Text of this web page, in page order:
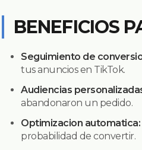
BENEFICIOS
Seguimiento de
tus anuncios en TikTok.
Audiencias
abandonaron un pedido.
Optimizacion automatica:
probabilidad de convertir.